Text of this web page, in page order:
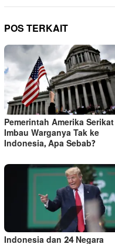
POS TERKAIT
Pemerintah Amerika Serikat
Imbau Warganya Tak ke
Indonesia, Apa Sebab?
Indonesia dan 24 Negara